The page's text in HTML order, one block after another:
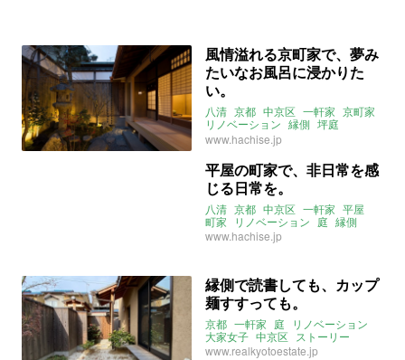
風情溢れる京町家で、夢み
たいなお風呂に浸かりた
い。
八清 京都 中京区 一軒家 京町家
リノベーション 縁側 坪庭
スケスケ instagram
2021年11月のおすすめ
www.hachise.jp
平屋の町家で、非日常を感
じる日常を。
八清 京都 中京区 一軒家 平屋
町家
リノベーション 庭 縁側
ロフト
www.hachise.jp
縁側で読書しても、カップ
麺すすっても。
京都 一軒家 庭
リノベーション
大家女子 中京区
ストーリー
www.realkyotoestate.jp